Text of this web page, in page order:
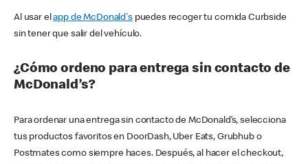
Al usar elapp de McDonald'spuedes recoger tu comida Curbside
sin tener que salir del vehículo.
¿Cómo ordeno para entrega sin contacto de
McDonald’s?
Para ordenar una entrega sin contacto de McDonald’s, selecciona
tus productos favoritos en DoorDash, Uber Eats, Grubhub o
Postmates como siempre haces. Después, al hacer el checkout,